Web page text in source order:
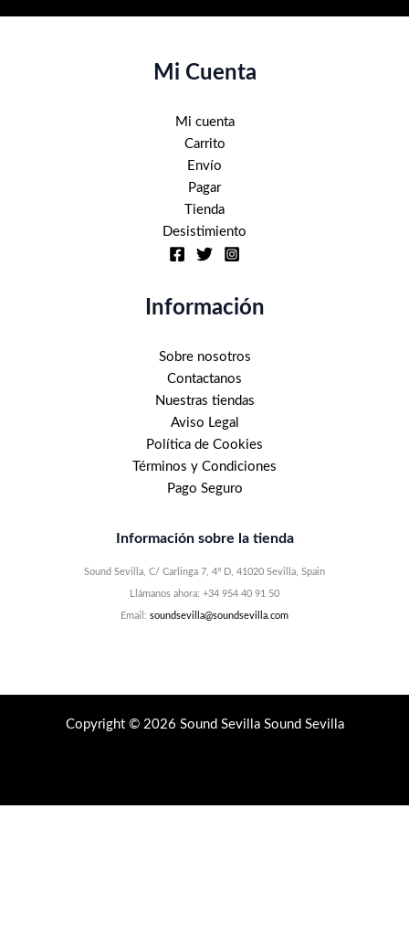
elegir
página
producto
en
Mi Cuenta
Mi cuenta
Carrito
Envío
Pagar
Tienda
Desistimiento
Información
Sobre nosotros
Contactanos
Nuestras tiendas
Aviso Legal
Política de Cookies
Términos y Condiciones
Pago Seguro
Información sobre la tienda
Sound Sevilla, C/ Carlinga 7, 4º D, 41020 Sevilla, Spain
Llámanos ahora: +34 954 40 91 50
Email: soundsevilla@soundsevilla.com
Copyright © 2026 Sound Sevilla Sound Sevilla